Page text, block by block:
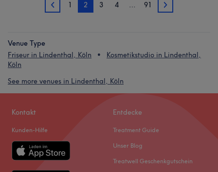
1 1 2 3 4 … 91 3
Venue Type
Friseur in Lindenthal, Köln
Kosmetikstudio in Lindenthal,
Köln
See more venues in Lindenthal, Köln
Kontakt
Kunden-Hilfe
Entdecke
Treatment Guide
Unser Blog
Treatwell Geschenkgutschein